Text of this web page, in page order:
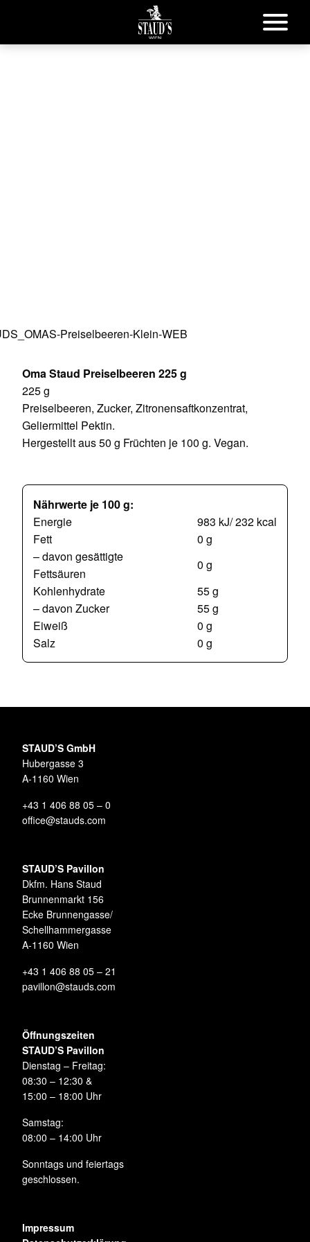
Oma Staud Preiselbeeren 225 g
225 g
Preiselbeeren, Zucker, Zitronensaftkonzentrat,
Geliermittel Pektin.
Hergestellt aus 50 g Früchten je 100 g. Vegan.
Nährwerte je 100 g:
Energie
983 kJ/ 232 kcal
Fett
0 g
– davon gesättigte
Fettsäuren
0 g
Kohlenhydrate
55 g
– davon Zucker
55 g
Eiweiß
0 g
Salz
0 g
STAUD’S GmbH
Hubergasse 3
A-1160 Wien
+43 1 406 88 05 – 0
office@stauds.com
STAUD’S Pavillon
Dkfm. Hans Staud
Brunnenmarkt 156
Ecke Brunnengasse/
Schellhammergasse
A-1160 Wien
+43 1 406 88 05 – 21
pavillon@stauds.com
Öffnungszeiten
STAUD’S Pavillon
Dienstag – Freitag:
08:30 – 12:30 &
15:00 – 18:00 Uhr
Samstag:
08:00 – 14:00 Uhr
Sonntags und feiertags
geschlossen.
Impressum